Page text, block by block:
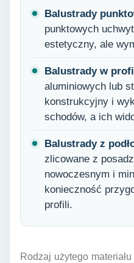
Balustrady
punktowych
estetyczny, ale
Balustrady w
aluminiowych lub
konstrukcyjny i
schodów, a ich
Balustrady z
zlicowane z
nowoczesnym i
konieczność
profili.
Rodzaj użytego